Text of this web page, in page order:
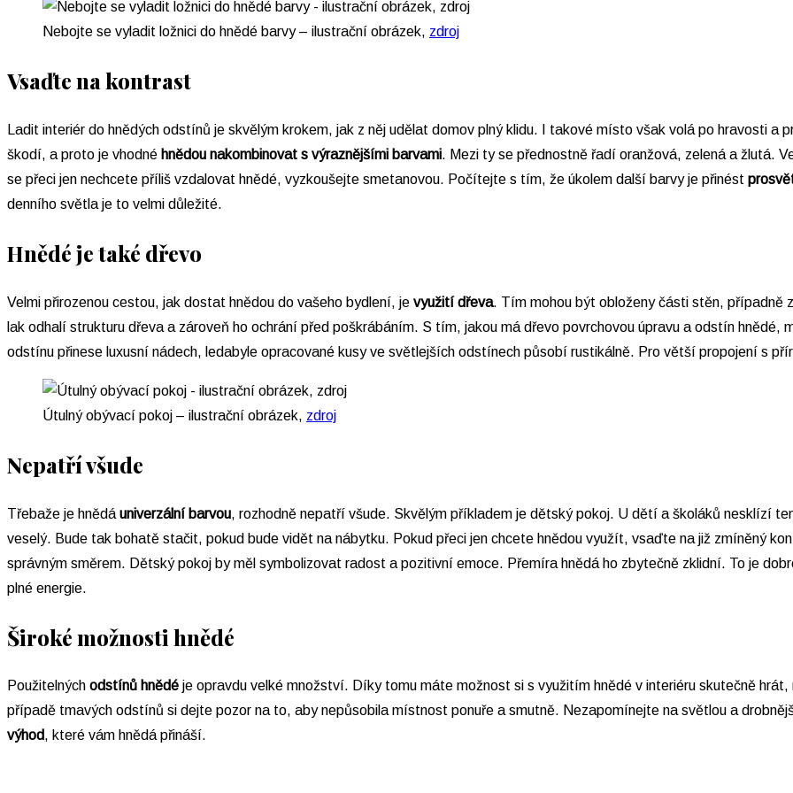
Nebojte se vyladit ložnici do hnědé barvy – ilustrační obrázek, zdroj
Vsaďte na kontrast
Ladit interiér do hnědých odstínů je skvělým krokem, jak z něj udělat domov plný klidu. I takové místo však volá po hravosti a
škodí, a proto je vhodné hnědou nakombinovat s výraznějšími barvami. Mezi ty se přednostně řadí oranžová, zelená a žlutá.
se přeci jen nechcete příliš vzdalovat hnědé, vyzkoušejte smetanovou. Počítejte s tím, že úkolem další barvy je přinést
denního světla je to velmi důležité.
Hnědé je také dřevo
Velmi přirozenou cestou, jak dostat hnědou do vašeho bydlení, je využití dřeva. Tím mohou být obloženy části stěn, případně
lak odhalí strukturu dřeva a zároveň ho ochrání před poškrábáním. S tím, jakou má dřevo povrchovou úpravu a odstín
odstínu přinese luxusní nádech, ledabyle opracované kusy ve světlejších odstínech působí rustikálně. Pro větší propojení s
Útulný obývací pokoj – ilustrační obrázek, zdroj
Nepatří všude
Třebaže je hnědá univerzální barvou, rozhodně nepatří všude. Skvělým příkladem je dětský pokoj. U dětí a školáků nesklízí
veselý. Bude tak bohatě stačit, pokud bude vidět na nábytku. Pokud přeci jen chcete hnědou využít, vsaďte na již zmíněný
správným směrem. Dětský pokoj by měl symbolizovat radost a pozitivní emoce. Přemíra hnědá ho zbytečně zklidní. To je
plné energie.
Široké možnosti hnědé
Použitelných odstínů hnědé je opravdu velké množství. Díky tomu máte možnost si s využitím hnědé v interiéru skutečně
případě tmavých odstínů si dejte pozor na to, aby nepůsobila místnost ponuře a smutně. Nezapomínejte na světlou a
výhod, které vám hnědá přináší.